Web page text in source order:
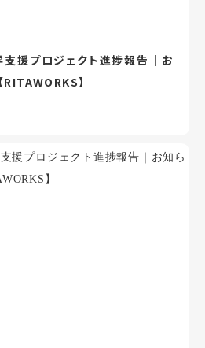
援プロジェクト進捗報告｜お
RITAWORKS】